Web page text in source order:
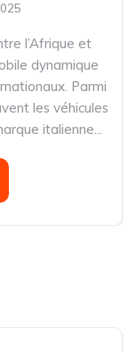
l’Afrique et
dynamique
Parmi
les véhicules
italienne...